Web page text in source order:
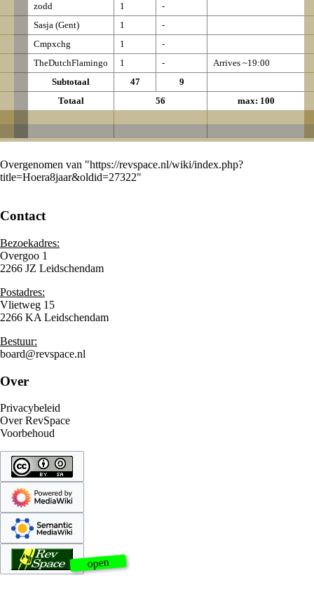
open
zodd
1
-
Sasja (Gent)
1
-
Cmpxchg
1
-
TheDutchFlamingo
1 -
Arrives ~19:00
Subtotaal
47
9
Totaal
56 max: 100
Overgenomen van "https://revspace.nl/wiki/index.php?
title=Hoera8jaar&oldid=27322"
Contact
Bezoekadres:
Overgoo 1
2266 JZ Leidschendam
Postadres:
Vlietweg 15
2266 KA Leidschendam
Bestuur:
board@revspace.nl
Over
Privacybeleid
Over RevSpace
Voorbehoud